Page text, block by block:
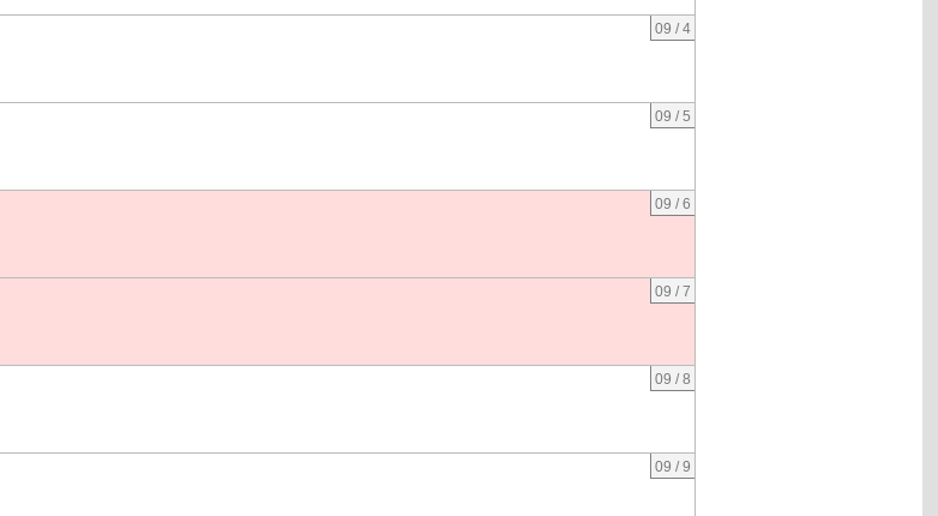
09 / 4
09 / 5
09 / 6
09 / 7
09 / 8
09 / 9